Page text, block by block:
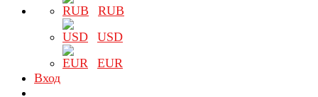
RUB
USD
EUR
Вход